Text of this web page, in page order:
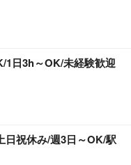
1日3h～OK/未経験歓迎
日祝休み/週3日～OK/駅